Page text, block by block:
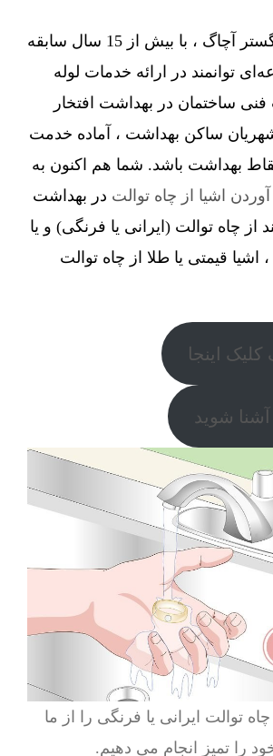
گروه فنی آذین گستر آچاگ ، با بیش از 15 سال سابقه
توانمند در ارائه خدمات لوله
ساختمان در بهداشت افتخار
ساکن بهداشت ، آماده خدمت
بهداشت باشد. شما هم اکنون به
اشیا از چاه توالت در بهداشت
از چاه توالت (ایرانی یا فرنگی) و یا
اشیا قیمتی یا طلا از چاه توالت
اینجا
آشنا شوید
توالت ایرانی یا فرنگی را از ما
را تمیز انجام می دهیم.